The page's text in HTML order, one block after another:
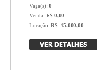
Vaga(s):0
Venda:R$ 0,00
Locação:R$ 45.000,00